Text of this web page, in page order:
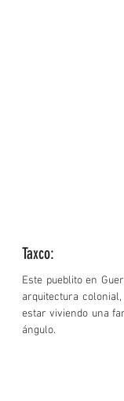
Taxco:
Este pueblito en
arquitectura
estar viviendo una
ángulo.